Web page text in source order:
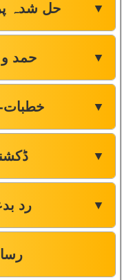
حل شدہ ▼
حمد ▼
خطبات- ▼
▼
رد ▼